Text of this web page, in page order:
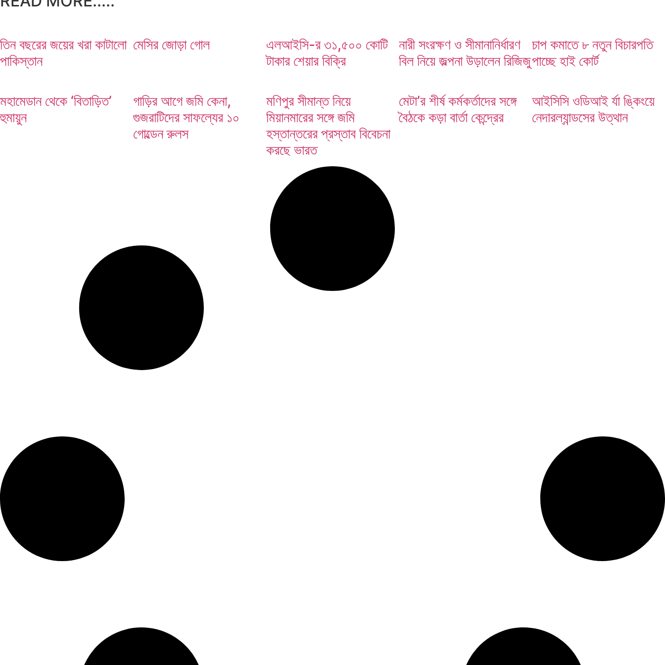
এলআইসি-র ৩১,৫০০ কোটি টাকার শেয়ার বিক্রি
তিন বছরের জয়ের খরা কাটালো
পাকিস্তান
মেসির জোড়া গোল
এলআইসি-র ৩১,৫০০ কোটি
টাকার শেয়ার বিক্রি
নারী সংরক্ষণ ও সীমানানির্ধারণ
বিল নিয়ে জল্পনা উড়ালেন রিজিজু
চাপ কমাতে ৮ নতুন বিচারপতি
পাচ্ছে হাই কোর্ট
মহামেডান থেকে ‘বিতাড়িত’
হুমায়ুন
গাড়ির আগে জমি কেনা,
গুজরাটিদের সাফল্যের ১০
গোল্ডেন রুলস
মণিপুর সীমান্ত নিয়ে
মিয়ানমারের সঙ্গে জমি
হস্তান্তরের প্রস্তাব বিবেচনা
করছে ভারত
মেটা’র শীর্ষ কর্মকর্তাদের সঙ্গে
বৈঠকে কড়া বার্তা কেন্দ্রের
আইসিসি ওডিআই র্যা ঙ্কিংয়ে
নেদারল্যান্ডসের উত্থান